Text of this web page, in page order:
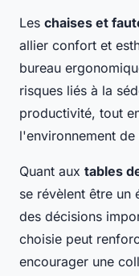
Les chaises et
allier confort et
bureau
risques liés à la
productivité, tout
l'environnement de
Quant aux tables
se révèlent être un
des décisions
choisie peut
encourager une